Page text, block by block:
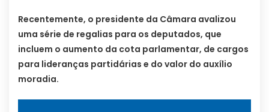
Recentemente, o presidente da Câmara avalizou
uma série de regalias para os deputados, que
incluem o aumento da cota parlamentar, de cargos
para lideranças partidárias e do valor do auxílio
moradia.